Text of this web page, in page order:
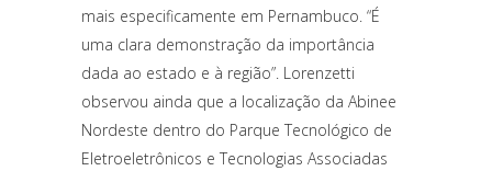
mais especificamente em Pernambuco. “É
uma clara demonstração da importância
dada ao estado e à região”. Lorenzetti
observou ainda que a localização da Abinee
Nordeste dentro do Parque Tecnológico de
Eletroeletrônicos e Tecnologias Associadas